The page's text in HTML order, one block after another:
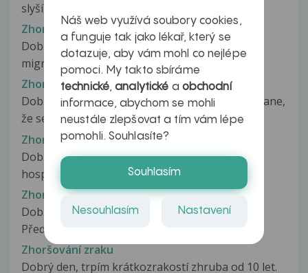
slyším přijde mi ze mam zalehnuto...
Zhoršený zrak po migréně
Dobrý den, před 10 dny jsem prodělala oční
migrénu s klasickými symptomy - 30...
Zhoršený zrak při sportu ve špatném počasí
Dobrý den, když hraju fotbal tak se mi občas stane,
že se mi zhorší zrak, vůbec...
Zhoršování stavu a skryté příčiny ??
Dobrý den, je mi 44 let, před 4 roky jsem byl
hospitalizován se srdečním selháním,...
Zhoršování úzkostí u maminky
Dobrý den, mam dotaz ohledně svojí maminky.
Před pár lety se začala léčit s...
Zhoršování zraku
Dobrý den, trpím krátkozrakostí zhruba od 10 let.
Náš web využívá soubory cookies,
a funguje tak jako lékař, který se
dotazuje, aby vám mohl co nejlépe
pomoci. My takto sbíráme
technické,analytické a obchodní
informace, abychom se mohli
neustále zlepšovat a tím vám lépe
pomohli. Souhlasíte?
Souhlasím
Nesouhlasím Nastavení